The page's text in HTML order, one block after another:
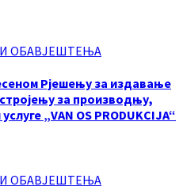
ОБАВЈЕШТЕЊА
Рјешењу за издавање
за производњу,
„VAN OS PRODUKCIJA“
ОБАВЈЕШТЕЊА